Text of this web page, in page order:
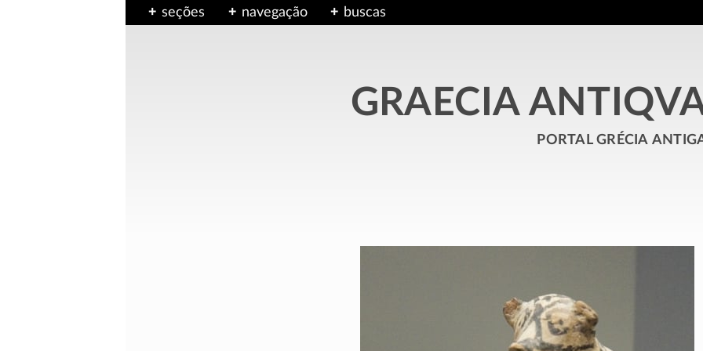
seções navegação buscas
GRAECIA
portal grécia